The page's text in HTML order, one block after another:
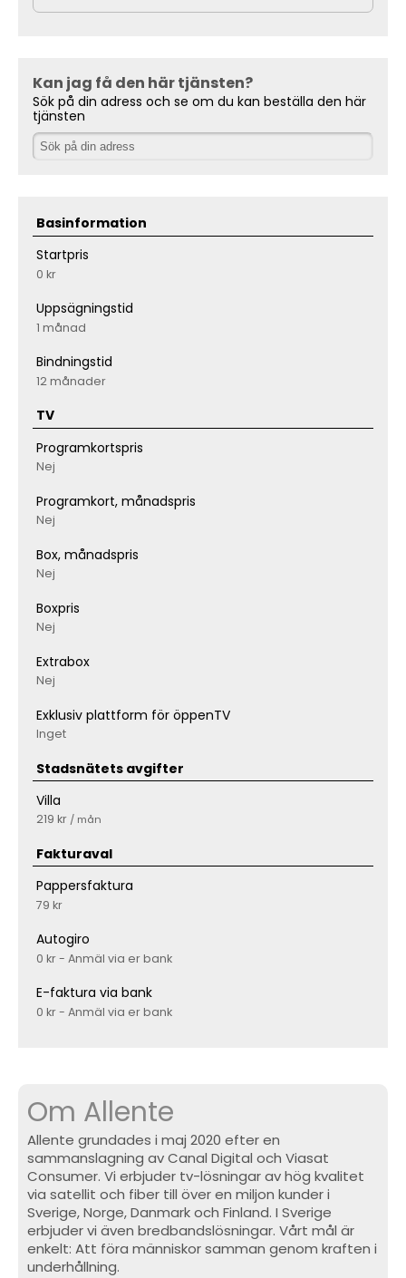
Kan jag få den här tjänsten?
Sök på din adress och se om du kan beställa den här
tjänsten
Basinformation
Startpris
0 kr
Uppsägningstid
1 månad
Bindningstid
12 månader
TV
Programkortspris
Nej
Programkort, månadspris
Nej
Box, månadspris
Nej
Boxpris
Nej
Extrabox
Nej
Exklusiv plattform för öppenTV
Inget
Stadsnätets avgifter
Villa
219 kr/ mån
Fakturaval
Pappersfaktura
79 kr
Autogiro
0 kr - Anmäl via er bank
E-faktura via bank
0 kr - Anmäl via er bank
Om Allente
Allente grundades i maj 2020 efter en
sammanslagning av Canal Digital och Viasat
Consumer. Vi erbjuder tv-lösningar av hög kvalitet
via satellit och fiber till över en miljon kunder i
Sverige, Norge, Danmark och Finland. I Sverige
erbjuder vi även bredbandslösningar. Vårt mål är
enkelt: Att föra människor samman genom kraften i
underhållning.